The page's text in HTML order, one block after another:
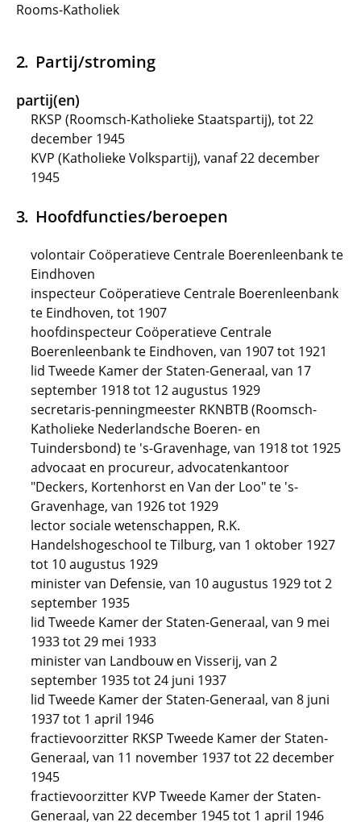
Rooms-Katholiek
Partij/stroming
partij(en)
RKSP (Roomsch-Katholieke Staatspartij), tot 22
december 1945
KVP (Katholieke Volkspartij), vanaf 22 december
1945
Hoofdfuncties/beroepen
volontair Coöperatieve Centrale Boerenleenbank te
Eindhoven
inspecteur Coöperatieve Centrale Boerenleenbank
te Eindhoven, tot 1907
hoofdinspecteur Coöperatieve Centrale
Boerenleenbank te Eindhoven, van 1907 tot 1921
lid Tweede Kamer der Staten-Generaal, van 17
september 1918 tot 12 augustus 1929
secretaris-penningmeester RKNBTB (Roomsch-
Katholieke Nederlandsche Boeren- en
Tuindersbond) te 's-Gravenhage, van 1918 tot 1925
advocaat en procureur, advocatenkantoor
"Deckers, Kortenhorst en Van der Loo" te 's-
Gravenhage, van 1926 tot 1929
lector sociale wetenschappen, R.K.
Handelshogeschool te Tilburg, van 1 oktober 1927
tot 10 augustus 1929
minister van Defensie, van 10 augustus 1929 tot 2
september 1935
lid Tweede Kamer der Staten-Generaal, van 9 mei
1933 tot 29 mei 1933
minister van Landbouw en Visserij, van 2
september 1935 tot 24 juni 1937
lid Tweede Kamer der Staten-Generaal, van 8 juni
1937 tot 1 april 1946
fractievoorzitter RKSP Tweede Kamer der Staten-
Generaal, van 11 november 1937 tot 22 december
1945
fractievoorzitter KVP Tweede Kamer der Staten-
Generaal, van 22 december 1945 tot 1 april 1946